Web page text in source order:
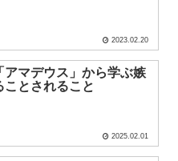
2023.02.20
アマデウス」から学ぶ嫉
ことされること
2025.02.01